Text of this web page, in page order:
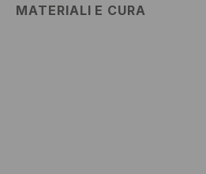
MATERIALI E CURA